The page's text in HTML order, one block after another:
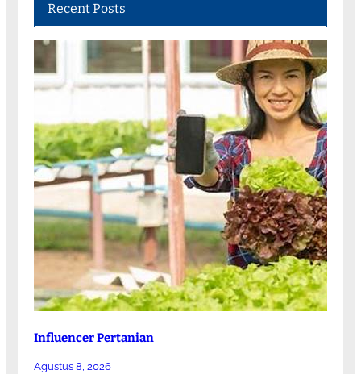
Recent Posts
Influencer Pertanian
Agustus 8, 2026